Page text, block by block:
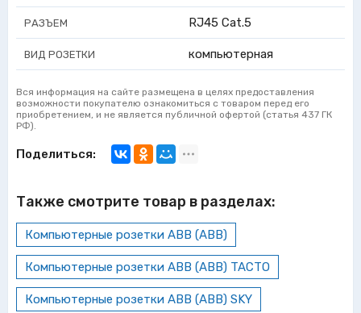
РАЗЪЕМ RJ45 Cat.5
ВИД РОЗЕТКИ компьютерная
Вся информация на сайте размещена в целях предоставления
возможности покупателю ознакомиться с товаром перед его
приобретением, и не является публичной офертой (статья 437 ГК
РФ).
Поделиться:
Также смотрите товар в разделах:
Компьютерные розетки ABB (АВВ)
Компьютерные розетки ABB (АВВ) TACTO
Компьютерные розетки ABB (АВВ) SKY